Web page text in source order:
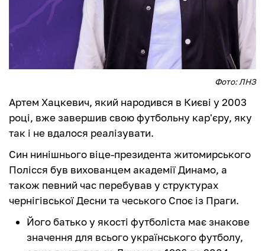
Фото: ЛНЗ
Артем Хацкевич, який народився в Києві у 2003
році, вже завершив свою футбольну кар'єру, яку
так і не вдалося реалізувати.
Син нинішнього віце-президента житомирського
Полісся був вихованцем академії Динамо, а
також певний час перебував у структурах
чернігівської Десни та чеського Споє із Праги.
Його батько у якості футболіста має знакове
значення для всього українського футболу,